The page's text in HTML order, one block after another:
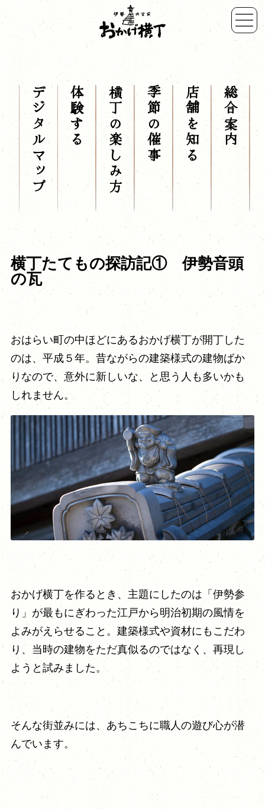
総合案内
店舗を知る
季節の催事
横丁の楽しみ方
体験する
デジタルマップ
横丁たてもの探訪記① 伊勢音頭
の瓦
おはらい町の中ほどにあるおかげ横丁が開丁した
のは、平成５年。昔ながらの建築様式の建物ばか
りなので、意外に新しいな、と思う人も多いかも
しれません。
おかげ横丁を作るとき、主題にしたのは「伊勢参
り」が最もにぎわった江戸から明治初期の風情を
よみがえらせること。建築様式や資材にもこだわ
り、当時の建物をただ真似るのではなく、再現し
ようと試みました。
そんな街並みには、あちこちに職人の遊び心が潜
んでいます。